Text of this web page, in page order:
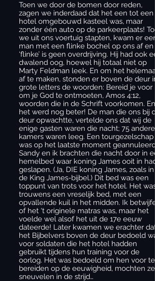
Toen we door de bomen door reden,
zagen we inderdaad dat het een tot een
hotel omgebouwd kasteel was, maar
zonder één auto op de parkeerplaats!
we uit ons voertuig stapten, kwam er een
man met een flinke bochel op ons af en
‘flinke’ is geen overdrijving. Hij had ook
dwalend oog, hoewel hij totaal niet op
Marty Feldman leek. En om het helemaal
af te maken, stonden er boven de deur in
grote letters de woorden: Bereid je voor
om je God te ontmoeten, Amos 4:12,
woorden die in de Schrift voorkomen. En
het werd nog beter! De man die ons bij
deur opwachtte, vertelde ons dat wij de
enige gasten waren die nacht; 75 andere
kamers waren leeg. Een tourgezelschap
was op het laatste moment geannuleerd.
Sandy en ik brachten die nacht door in
hemelbed waar koning James ooit in had
geslapen. (Ja, DIE koning James, zoals in
de King James-bijbel.) Dit bed was een
toppunt van trots voor het hotel. Het was
trouwens een vreselijk bed, met een
opvallende kuil in het midden. Ik betwijfel
of het ‘t originele matras was, maar het
voelde wel alsof het uit de 17e eeuw
dateerde! Later kwamen we erachter dat
het Bijbelvers boven de deur bedoeld
voor soldaten die het hotel hadden
gebruikt tijdens hun training voor de
oorlog. Het was bedoeld om hen voor te
bereiden op de eeuwigheid, mochten ze
sneuvelen in de strijd…